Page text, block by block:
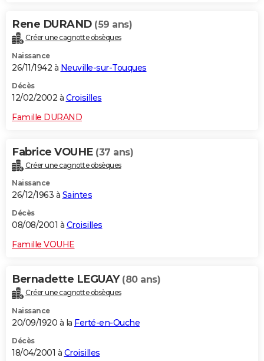
Rene DURAND (59 ans)
Créer une cagnotte obsèques
Naissance
26/11/1942 à Neuville-sur-Touques
Décès
12/02/2002 à Croisilles
Famille DURAND
Fabrice VOUHE (37 ans)
Créer une cagnotte obsèques
Naissance
26/12/1963 à Saintes
Décès
08/08/2001 à Croisilles
Famille VOUHE
Bernadette LEGUAY (80 ans)
Créer une cagnotte obsèques
Naissance
20/09/1920 à la Ferté-en-Ouche
Décès
18/04/2001 à Croisilles